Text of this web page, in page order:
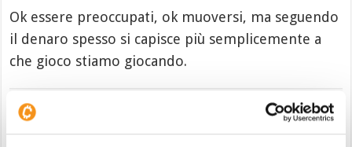
Ok essere preoccupati, ok muoversi, ma seguendo
il denaro spesso si capisce più semplicemente a
che gioco stiamo giocando.